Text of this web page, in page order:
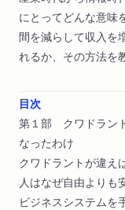
にとってどんな意味
間を減らして収入を
れるか、その方法を
目次
第１部 クワドラン
なったわけ
クワドラントが違え
人はなぜ自由よりも
ビジネスシステムを